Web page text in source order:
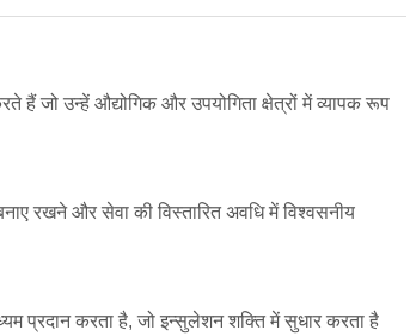
जो उन्हें औद्योगिक और उपयोगिता क्षेत्रों में व्यापक रूप
रखने और सेवा की विस्तारित अवधि में विश्वसनीय
प्रदान करता है, जो इन्सुलेशन शक्ति में सुधार करता है